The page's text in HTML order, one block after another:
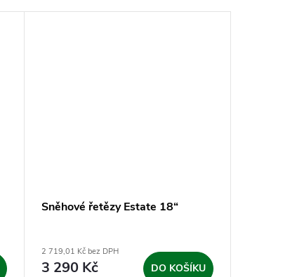
Sněhové řetězy Estate 18“
2 719,01 Kč bez DPH
3 290 Kč DO KOŠÍKU